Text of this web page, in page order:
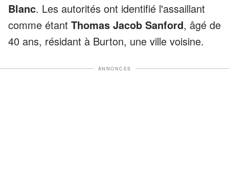
Blanc. Les autorités ont identifié l'assaillant
comme étant Thomas Jacob Sanford, âgé de
40 ans, résidant à Burton, une ville voisine.
ANNONCES